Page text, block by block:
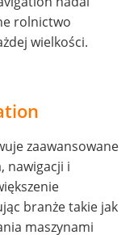
rolnictwo
wielkości.
zaawansowane
nawigacji i
branże takie jak
maszynami